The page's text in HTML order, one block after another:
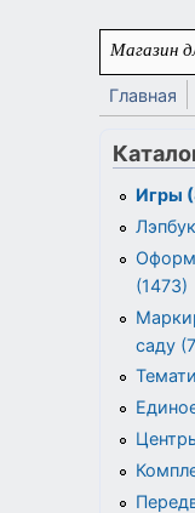
Перейти к
Магазин
Главная
Игры
(1473)
саду